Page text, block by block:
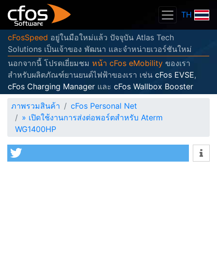
TH
cFosSpeed อยู่ในมือใหม่แล้ว ปัจจุบัน Atlas Tech
Solutions เป็นเจ้าของ พัฒนา และจำหน่ายเวอร์ชันใหม่
นอกจากนี้ โปรดเยี่ยมชม หน้า cFos eMobility ของเรา
สำหรับผลิตภัณฑ์ยานยนต์ไฟฟ้าของเรา เช่น cFos EVSE,
cFos Charging Manager และ cFos Wallbox Booster
ภาพรวมสินค้า
cFos Personal Net
» เปิดใช้งานการส่งต่อพอร์ตสำหรับ Aterm
WG1400HP